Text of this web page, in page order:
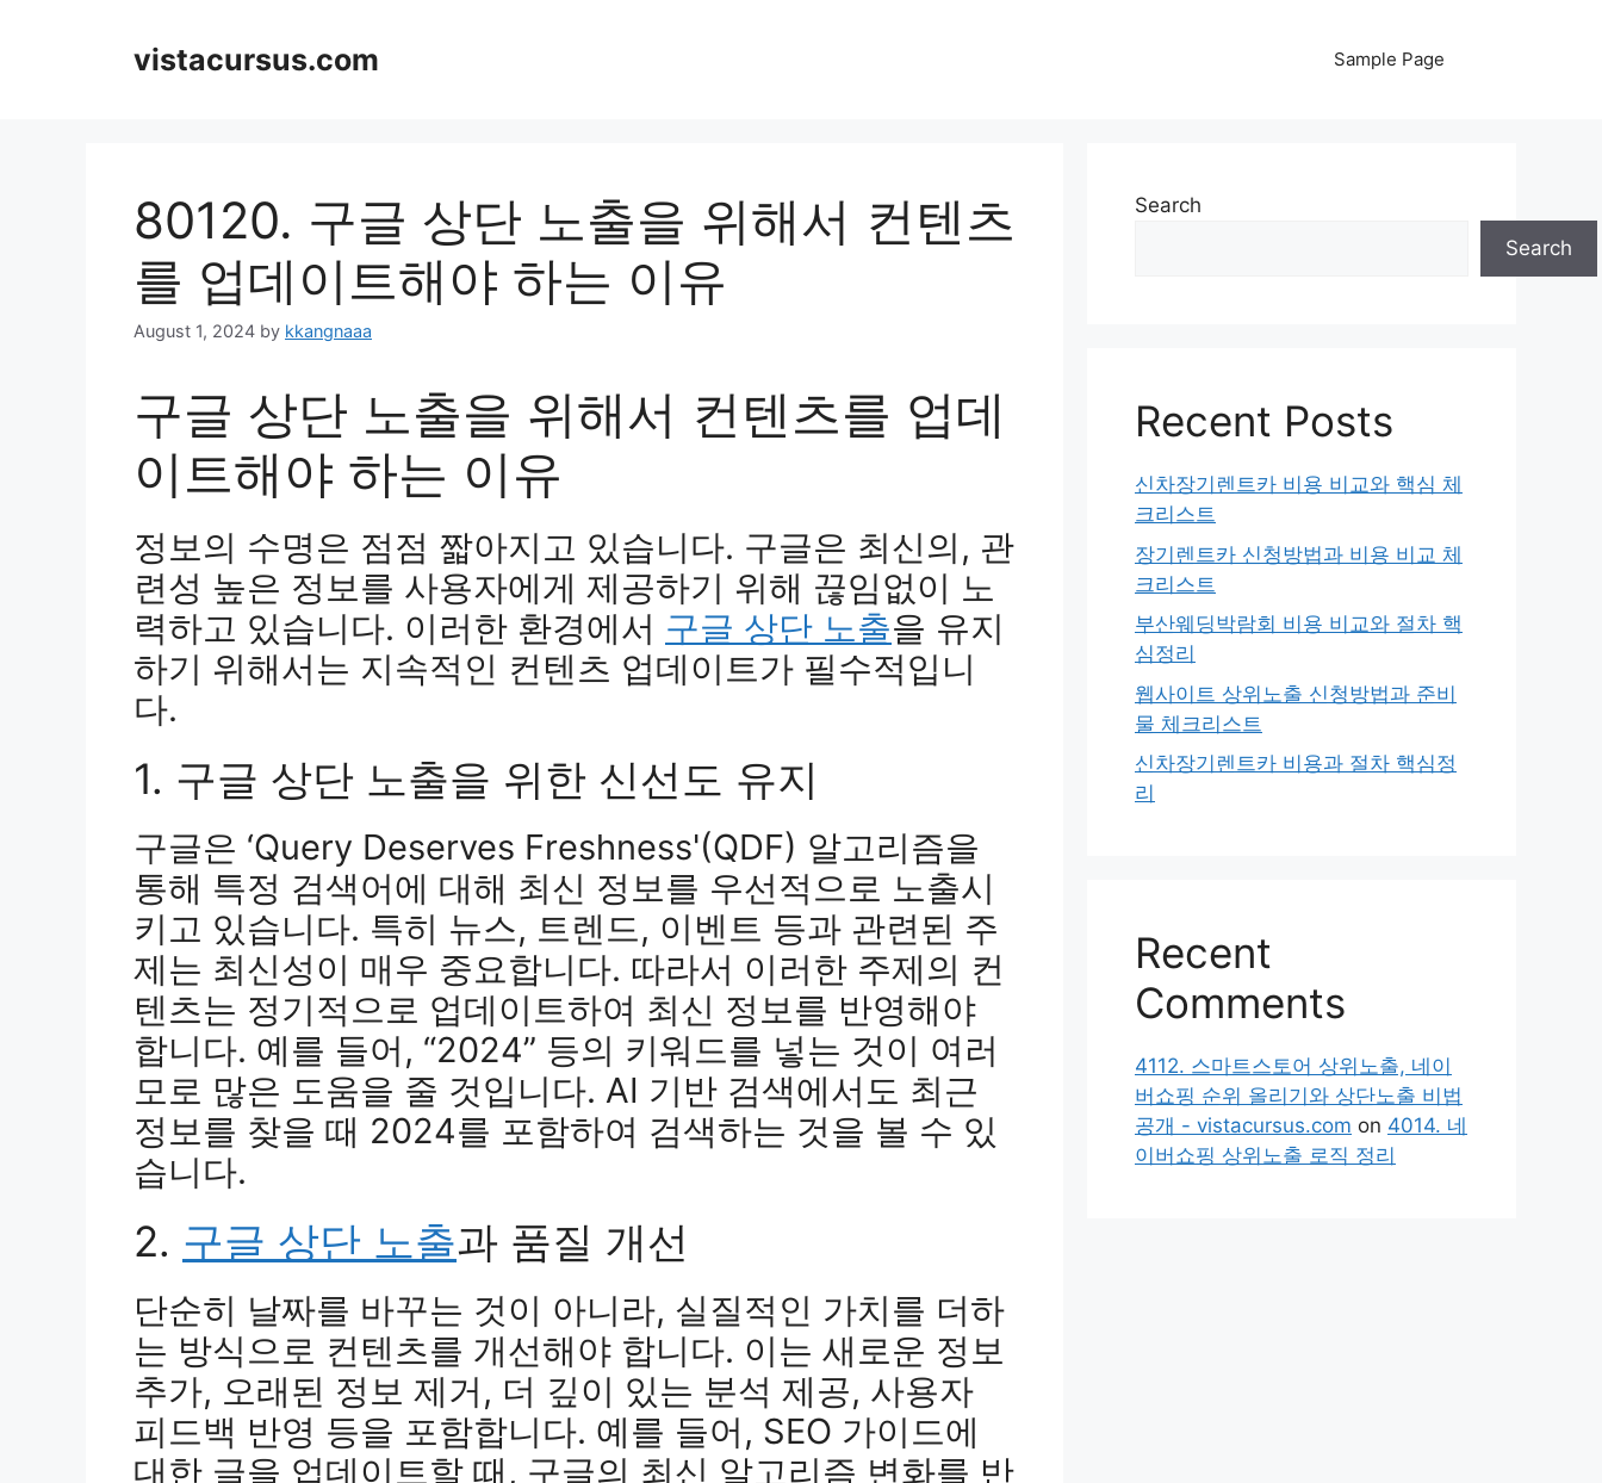
vistacursus.com Sample Page
80120. 구글 상단 노출을 위해서 컨텐츠
를 업데이트해야 하는 이유
August 1, 2024 by kkangnaaa
구글 상단 노출을 위해서 컨텐츠를 업데
이트해야 하는 이유
정보의 수명은 점점 짧아지고 있습니다. 구글은 최신의, 관
련성 높은 정보를 사용자에게 제공하기 위해 끊임없이 노
력하고 있습니다. 이러한 환경에서 구글 상단 노출을 유지
하기 위해서는 지속적인 컨텐츠 업데이트가 필수적입니
다.
1. 구글 상단 노출을 위한 신선도 유지
구글은 ‘Query Deserves Freshness'(QDF) 알고리즘을
통해 특정 검색어에 대해 최신 정보를 우선적으로 노출시
키고 있습니다. 특히 뉴스, 트렌드, 이벤트 등과 관련된 주
제는 최신성이 매우 중요합니다. 따라서 이러한 주제의 컨
텐츠는 정기적으로 업데이트하여 최신 정보를 반영해야
합니다. 예를 들어, “2024” 등의 키워드를 넣는 것이 여러
모로 많은 도움을 줄 것입니다. AI 기반 검색에서도 최근
정보를 찾을 때 2024를 포함하여 검색하는 것을 볼 수 있
습니다.
2. 구글 상단 노출과 품질 개선
단순히 날짜를 바꾸는 것이 아니라, 실질적인 가치를 더하
는 방식으로 컨텐츠를 개선해야 합니다. 이는 새로운 정보
추가, 오래된 정보 제거, 더 깊이 있는 분석 제공, 사용자
피드백 반영 등을 포함합니다. 예를 들어, SEO 가이드에
대한 글을 업데이트할 때, 구글의 최신 알고리즘 변화를 반
Search
Search
Recent Posts
신차장기렌트카 비용 비교와 핵심 체
크리스트
장기렌트카 신청방법과 비용 비교 체
크리스트
부산웨딩박람회 비용 비교와 절차 핵
심정리
웹사이트 상위노출 신청방법과 준비
물 체크리스트
신차장기렌트카 비용과 절차 핵심정
리
Recent
Comments
4112. 스마트스토어 상위노출, 네이
버쇼핑 순위 올리기와 상단노출 비법
공개 - vistacursus.com on 4014. 네
이버쇼핑 상위노출 로직 정리